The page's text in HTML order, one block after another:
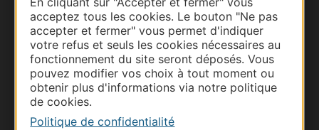
acceptez tous les cookies. Le bouton "Ne pas
accepter et fermer" vous permet d'indiquer
votre refus et seuls les cookies nécessaires au
fonctionnement du site seront déposés. Vous
pouvez modifier vos choix à tout moment ou
obtenir plus d'informations via notre politique
de cookies.
Politique de confidentialité
Thermalisme
Business/Mice